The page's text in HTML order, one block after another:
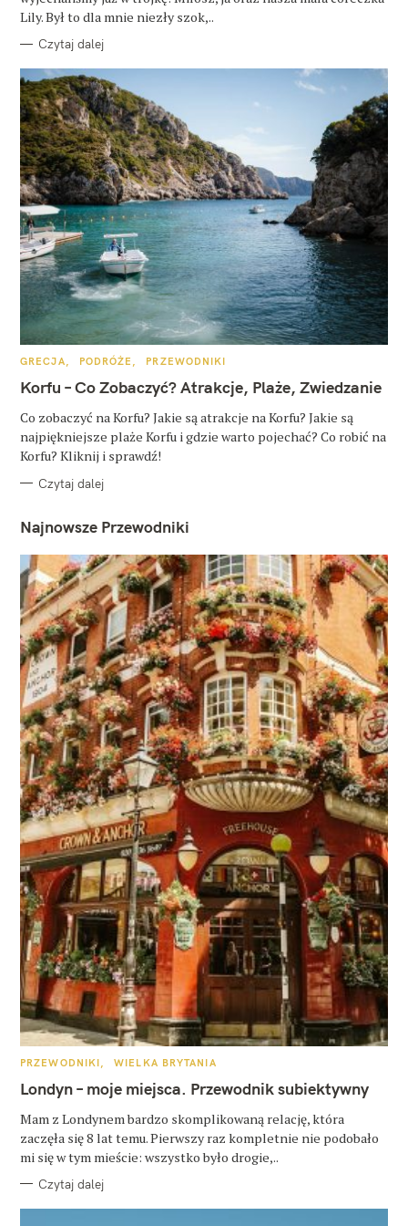
Lily. Był to dla mnie niezły szok,..
Czytaj dalej
K
T
E
O
R
I
GRECJA PODRÓŻE PRZEWODNIKI
Korfu – Co Zobaczyć? Atrakcje, Plaże, Zwiedzanie
Co zobaczyć na Korfu? Jakie są atrakcje na Korfu? Jakie są
najpiękniejsze plaże Korfu i gdzie warto pojechać? Co robić na
Korfu? Kliknij i sprawdź!
Czytaj dalej
Najnowsze Przewodniki
K
T
E
O
R
I
PRZEWODNIKI WIELKA BRYTANIA
Londyn – moje miejsca. Przewodnik subiektywny
Mam z Londynem bardzo skomplikowaną relację, która
zaczęła się 8 lat temu. Pierwszy raz kompletnie nie podobało
mi się w tym mieście: wszystko było drogie,..
Czytaj dalej